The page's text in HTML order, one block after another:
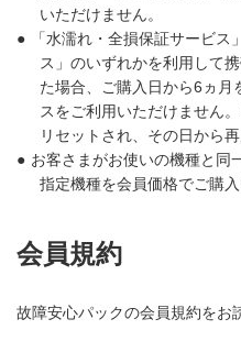
いただけません。
●
「水濡れ・全損保証サービ
ス」のいずれかを利用して
た場合、ご購入日から6ヵ
スをご利用いただけません
リセットされ、その日から
● お客さまがお使いの機種と同
指定機種を会員価格でご購
会員規約
故障安心パックの会員規約をお